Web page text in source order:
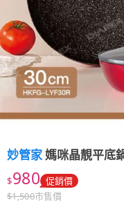
妙管家媽咪晶靚平底
$980 促銷價
$1,500市售價